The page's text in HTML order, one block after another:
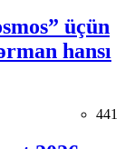
üçün
hansı
441